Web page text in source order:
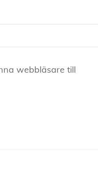
webbläsare till